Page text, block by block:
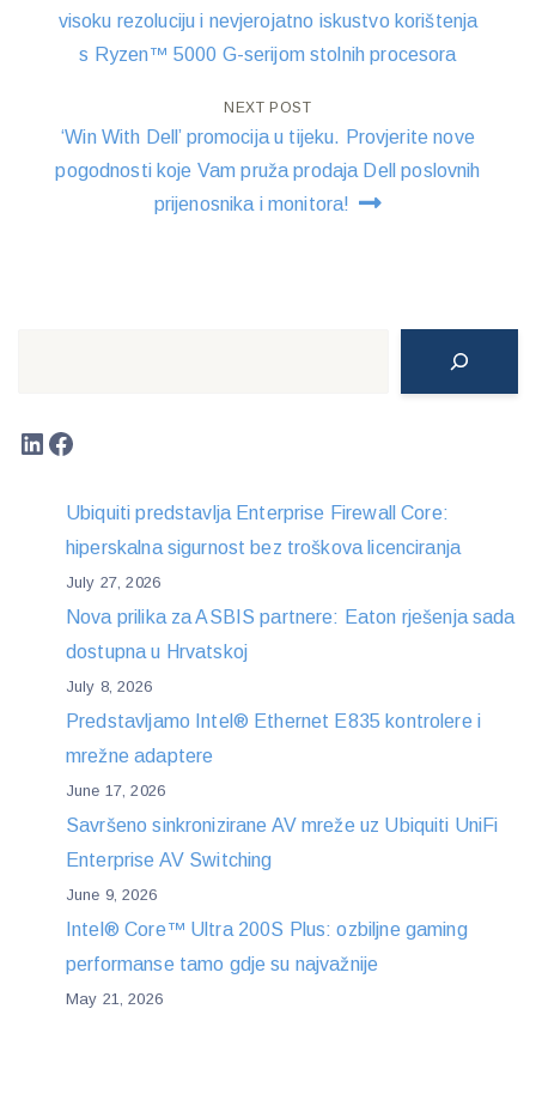
navigation
visoku rezoluciju i nevjerojatno iskustvo korištenja
s Ryzen™ 5000 G-serijom stolnih procesora
NEXT POST
‘Win With Dell’ promocija u tijeku. Provjerite nove
pogodnosti koje Vam pruža prodaja Dell poslovnih
prijenosnika i monitora!
LinkedIn
Facebook
Ubiquiti predstavlja Enterprise Firewall Core:
hiperskalna sigurnost bez troškova licenciranja
July 27, 2026
Nova prilika za ASBIS partnere: Eaton rješenja sada
dostupna u Hrvatskoj
July 8, 2026
Predstavljamo Intel® Ethernet E835 kontrolere i
mrežne adaptere
June 17, 2026
Savršeno sinkronizirane AV mreže uz Ubiquiti UniFi
Enterprise AV Switching
June 9, 2026
Intel® Core™ Ultra 200S Plus: ozbiljne gaming
performanse tamo gdje su najvažnije
May 21, 2026